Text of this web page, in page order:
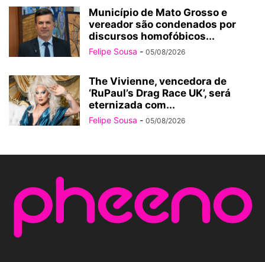
Município de Mato Grosso e
vereador são condenados por
discursos homofóbicos...
Felipe Sousa - 05/08/2026
The Vivienne, vencedora de
‘RuPaul’s Drag Race UK’, será
eternizada com...
Felipe Sousa - 05/08/2026